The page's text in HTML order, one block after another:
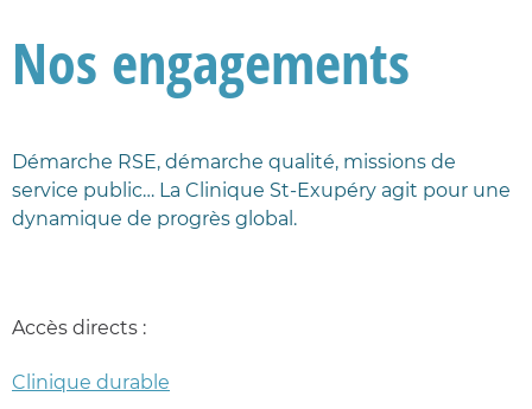
Nos engagements
Démarche RSE, démarche qualité, missions de
service public… La Clinique St-Exupéry agit pour une
dynamique de progrès global.
Accès directs :
Clinique durable